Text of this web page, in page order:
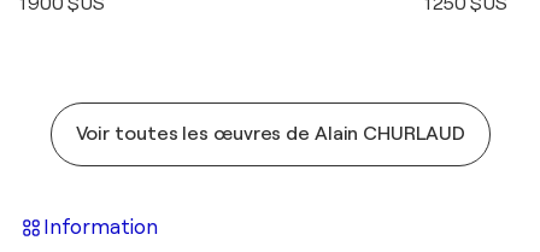
Voir toutes les œuvres de Alain CHURLAUD
Information